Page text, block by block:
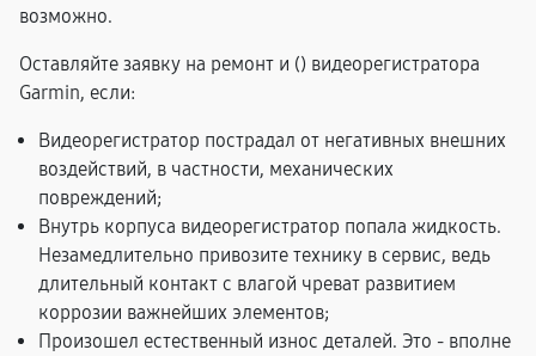
возможно.
Оставляйте заявку на ремонт и () видеорегистратора
Garmin, если:
Видеорегистратор пострадал от негативных внешних
воздействий, в частности, механических
повреждений;
Внутрь корпуса видеорегистратор попала жидкость.
Незамедлительно привозите технику в сервис, ведь
длительный контакт с влагой чреват развитием
коррозии важнейших элементов;
Произошел естественный износ деталей. Это - вполне